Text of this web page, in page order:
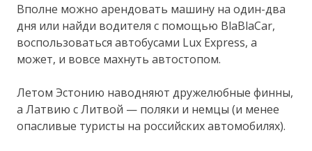
Вполне можно арендовать машину на один-два
дня или найди водителя с помощью BlaBlaCar,
воспользоваться автобусами Lux Express, а
может, и вовсе махнуть автостопом.
Летом Эстонию наводняют дружелюбные финны,
а Латвию с Литвой — поляки и немцы (и менее
опасливые туристы на российских автомобилях).